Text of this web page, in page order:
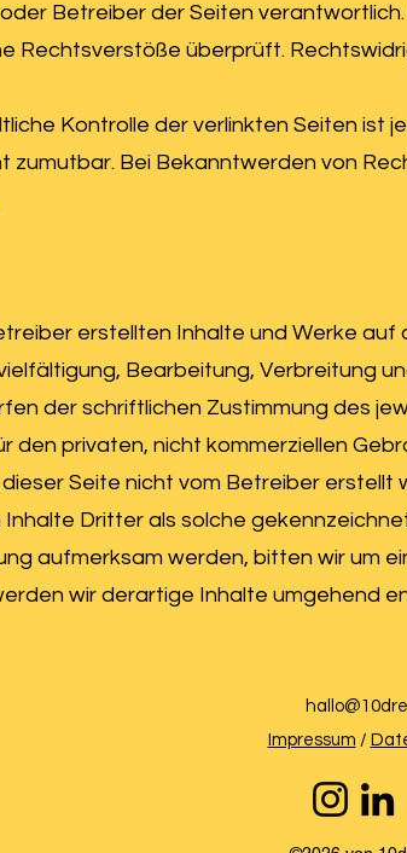
Betreiber der Seiten
Rechtsverstöße überprüft.
Kontrolle der verlinkten Seiten ist
zumutbar. Bei Bekanntwerden von
erstellten Inhalte und Werke
Bearbeitung, Verbreitung
der schriftlichen Zustimmung des
den privaten, nicht kommerziellen
Seite nicht vom Betreiber
Dritter als solche
aufmerksam werden, bitten wir um
wir derartige Inhalte umgehend
Impressum /